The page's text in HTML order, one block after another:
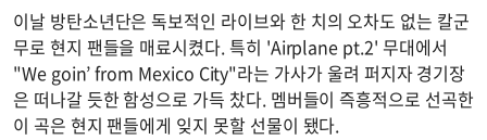
이날 방탄소년단은 독보적인 라이브와 한 치의 오차도 없는 칼군
무로 현지 팬들을 매료시켰다. 특히 'Airplane pt.2' 무대에서
"We goin’ from Mexico City"라는 가사가 울려 퍼지자 경기장
은 떠나갈 듯한 함성으로 가득 찼다. 멤버들이 즉흥적으로 선곡한
이 곡은 현지 팬들에게 잊지 못할 선물이 됐다.